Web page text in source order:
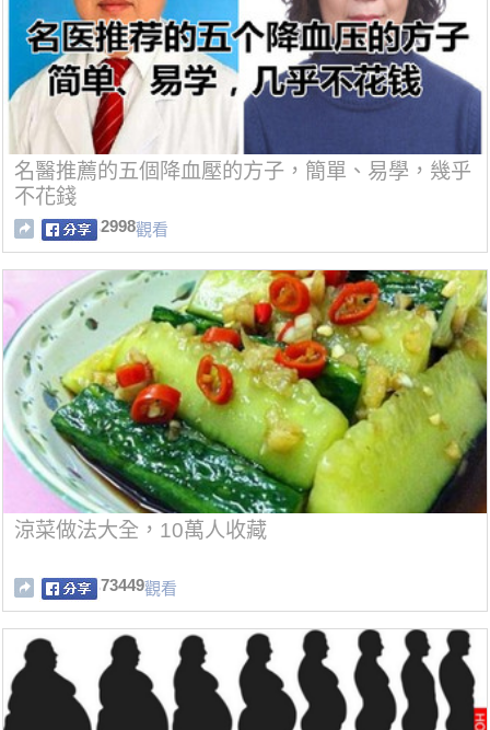
名醫推薦的五個降血壓的方子，簡單、易學，幾乎
不花錢
2998觀看
涼菜做法大全，10萬人收藏
73449觀看